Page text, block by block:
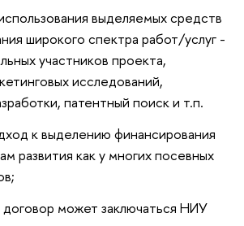
выделяемых средств
широкого спектра работ/услуг -
участников проекта,
исследований,
патентный поиск и т.п.
к выделению финансирования
развития как у многих посевных
может заключаться НИУ